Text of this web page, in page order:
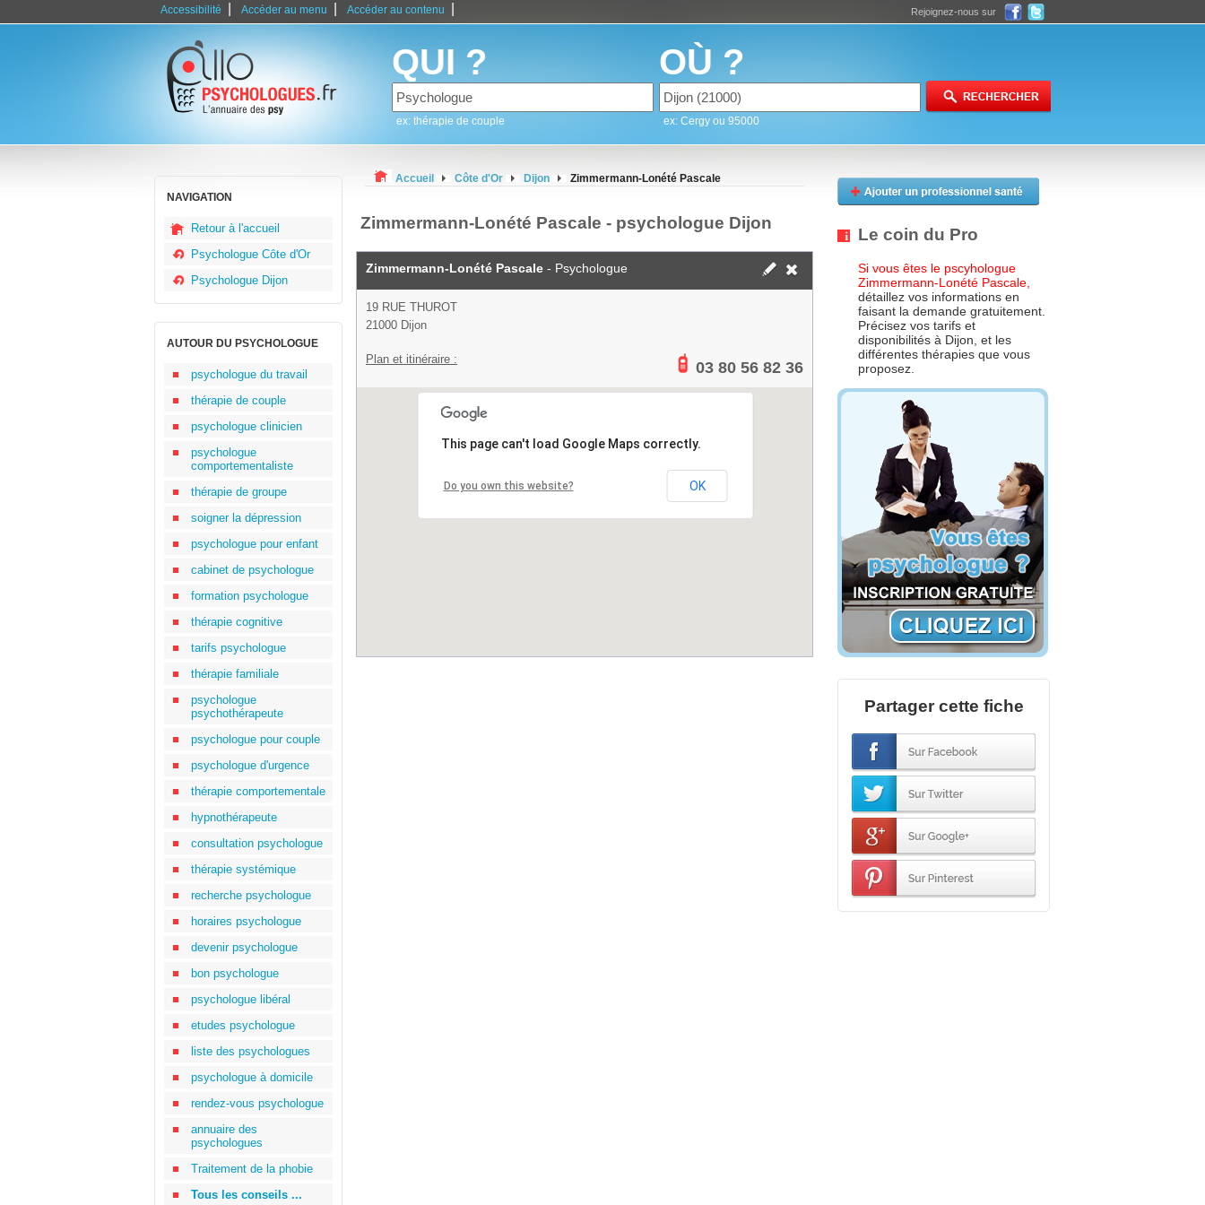
Accessibilité Accéder au menu Accéder au contenu Rejoignez-nous sur
QUI ?
ex: thérapie de couple
OÙ ?
ex: Cergy ou 95000
NAVIGATION
Retour à l'accueil
Psychologue Côte d'Or
Psychologue Dijon
AUTOUR DU PSYCHOLOGUE
psychologue du travail
thérapie de couple
psychologue clinicien
psychologue
comportementaliste
thérapie de groupe
soigner la dépression
psychologue pour enfant
cabinet de psychologue
formation psychologue
thérapie cognitive
tarifs psychologue
thérapie familiale
psychologue
psychothérapeute
psychologue pour couple
psychologue d'urgence
thérapie comportementale
hypnothérapeute
consultation psychologue
thérapie systémique
recherche psychologue
horaires psychologue
devenir psychologue
bon psychologue
psychologue libéral
etudes psychologue
liste des psychologues
psychologue à domicile
rendez-vous psychologue
annuaire des
psychologues
Traitement de la phobie
Tous les conseils ...
Accueil Côte d'Or Dijon Zimmermann-Lonété Pascale
Zimmermann-Lonété Pascale - psychologue Dijon
Zimmermann-Lonété Pascale - Psychologue
19 RUE THUROT
21000 Dijon
Plan et itinéraire : 03 80 56 82 36
This page can't load Google Maps correctly.
Do you own this website? OK
Le coin du Pro
Si vous êtes le pscyhologue
Zimmermann-Lonété Pascale,
détaillez vos informations en
faisant la demande gratuitement.
Précisez vos tarifs et
disponibilités à Dijon, et les
différentes thérapies que vous
proposez.
Partager cette fiche